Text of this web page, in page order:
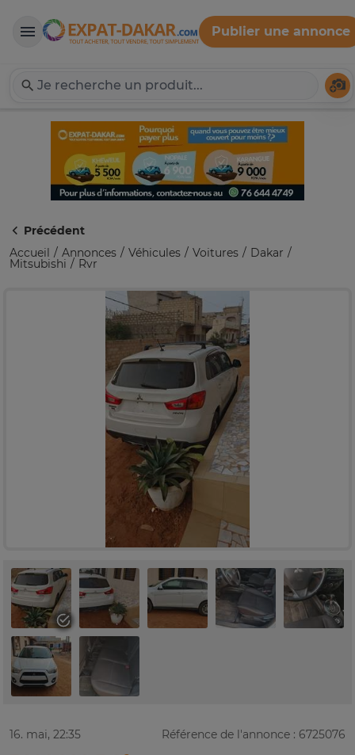
Expat-Dakar
Publier une annonce
Précédent
Accueil
Annonces Véhicules Voitures Dakar
Mitsubishi Rvr
16. mai, 22:35 Référence de l'annonce : 6725076